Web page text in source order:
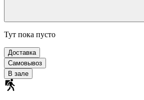
Тут пока пусто
Доставка
Самовывоз
В зале